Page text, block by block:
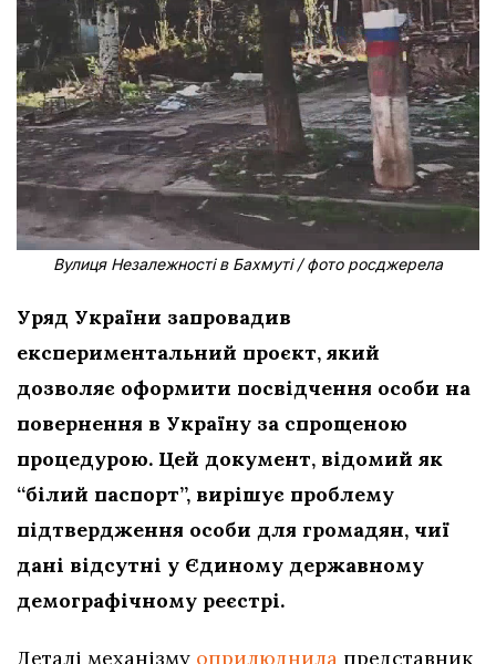
Вулиця Незалежності в Бахмуті / фото росджерела
Уряд України запровадив
експериментальний проєкт, який
дозволяє оформити посвідчення особи на
повернення в Україну за спрощеною
процедурою. Цей документ, відомий як
“білий паспорт”, вирішує проблему
підтвердження особи для громадян, чиї
дані відсутні у Єдиному державному
демографічному реєстрі.
Деталі механізму оприлюднила представник